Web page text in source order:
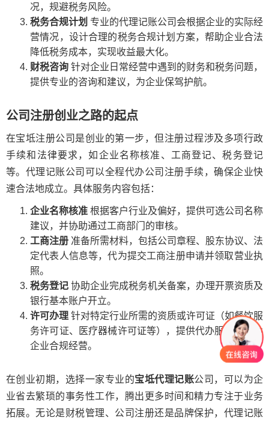
况，规避税务风险。
税务合规计划 专业的代理记账公司会根据企业的实际经
营情况，设计合理的税务合规计划方案，帮助企业合法
降低税务成本，实现收益最大化。
财税咨询 针对企业日常经营中遇到的财务和税务问题，
提供专业的咨询和建议，为企业保驾护航。
公司注册创业之路的起点
在宝坻注册公司是创业的第一步，但注册过程涉及多项行政
手续和法律要求，如企业名称核准、工商登记、税务登记
等。代理记账公司可以全程代办公司注册手续，确保企业快
速合法地成立。具体服务内容包括：
企业名称核准 根据客户行业及偏好，提供可选公司名称
建议，并协助通过工商部门的审核。
工商注册 准备所需材料，包括公司章程、股东协议、法
定代表人信息等，代为提交工商注册申请并领取营业执
照。
税务登记 协助企业完成税务机关备案，办理开票资质及
银行基本账户开立。
许可办理 针对特定行业所需的资质或许可证（如餐饮服
务许可证、医疗器械许可证等），提供代办服务，助力
企业合规经营。
在创业初期，选择一家专业的宝坻代理记账公司，可以为企
业省去繁琐的事务性工作，腾出更多时间和精力专注于业务
拓展。无论是财税管理、公司注册还是品牌保护，代理记账